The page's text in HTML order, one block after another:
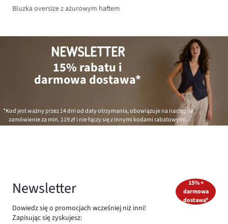
Bluzka oversize z ażurowym haftem
NEWSLETTER
15% rabatu i
darmowa dostawa*
*Kod jest ważny przez 14 dni od daty otrzymania, obowiązuje na następne
zamówienie za min. 119 złi nie łączy się z innymi kodami rabatowymi.
Newsletter
Dowiedz się o promocjach wcześniej niż inni!
Zapisując się zyskujesz:
15% +
darmowa
dostawa*